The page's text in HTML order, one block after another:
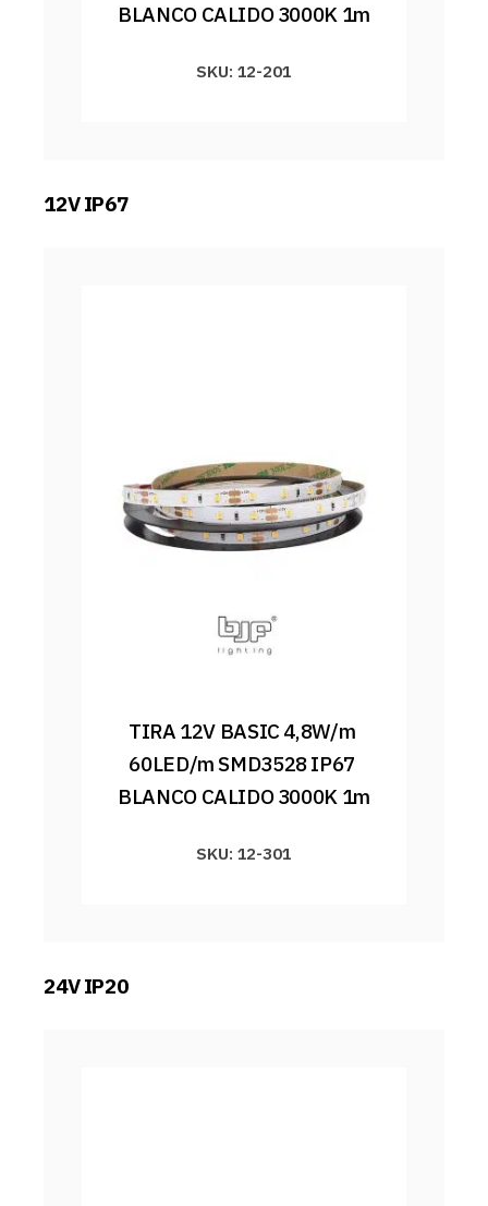
BLANCO CALIDO 3000K 1m
SKU: 12-201
12V IP67
TIRA 12V BASIC 4,8W/m
60LED/m SMD3528 IP67
BLANCO CALIDO 3000K 1m
SKU: 12-301
24V IP20